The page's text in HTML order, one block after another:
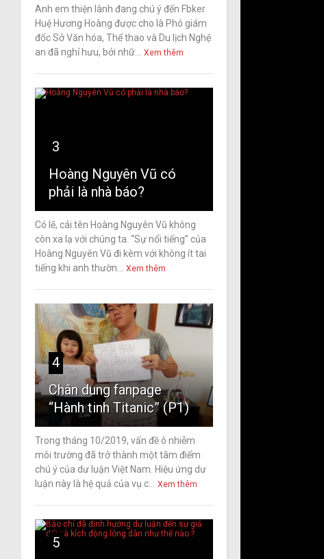
Anh em thiện lành đang chú ý đến Fbker
Huệ Hương Hoàng được cho là Phó giám
đốc Sở Văn hóa, Thể thao và Du lịch Nghệ
an đã nghỉ hưu, bởi nhữ...
Xem thêm
3
Hoàng Nguyên Vũ có
phải là nhà báo?
Có lẽ, cái tên Hoàng Nguyên Vũ không
còn xa lạ với chúng ta. “Sự nổi tiếng” của
Hoàng Nguyên Vũ đi kèm với không ít tai
tiếng khi anh thườn...
Xem thêm
4
Chân dung fanpage
“Hành tinh Titanic” (P1)
Trong tháng 10/2019, vấn đề ô nhiễm
môi trường đã trở thành một tâm điểm
chú ý của dư luận Việt Nam. Hiệu ứng dư
luận này là hệ quả của vụ c...
Xem thêm
5